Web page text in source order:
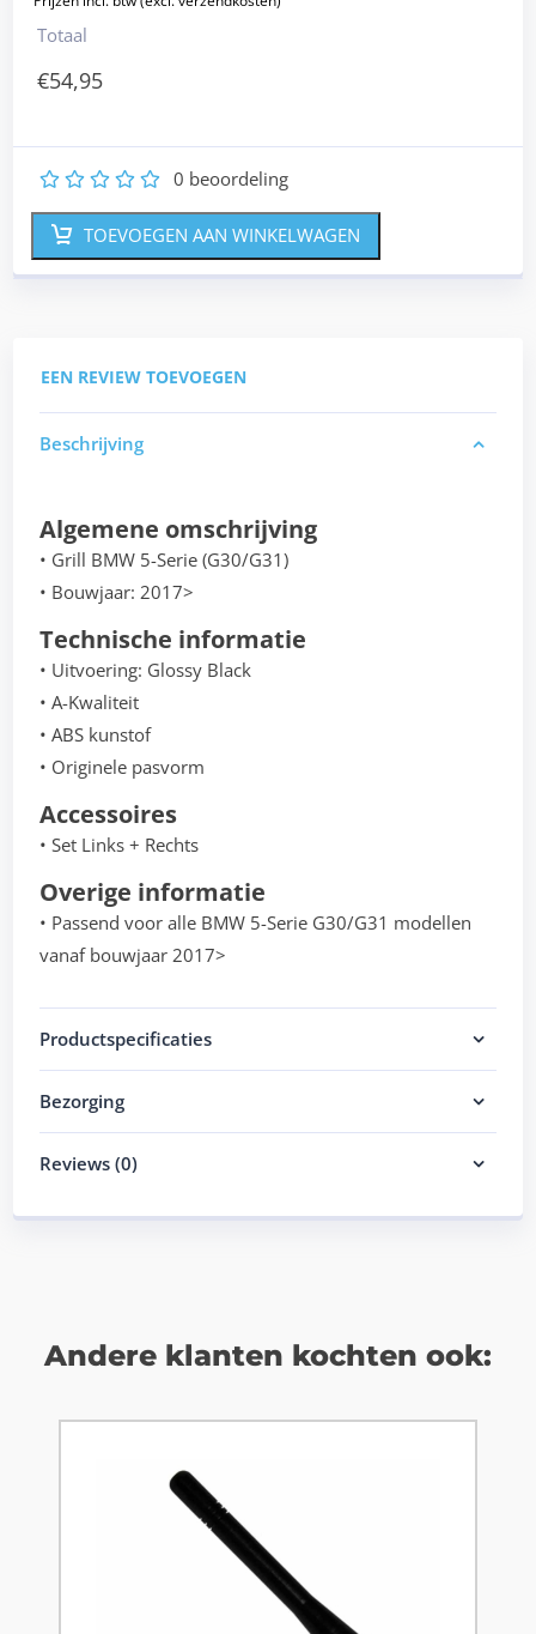
Totaal
€54,95
5
4
3
2 0 beoordeling
TOEVOEGEN AAN WINKELWAGEN
EEN REVIEW TOEVOEGEN
Beschrijving
Algemene omschrijving
• Grill BMW 5-Serie (G30/G31)
• Bouwjaar: 2017>
Technische informatie
• Uitvoering: Glossy Black
• A-Kwaliteit
• ABS kunstof
• Originele pasvorm
Accessoires
• Set Links + Rechts
Overige informatie
• Passend voor alle BMW 5-Serie G30/G31 modellen
vanaf bouwjaar 2017>
Productspecificaties
Bezorging
Reviews (0)
Andere klanten kochten ook: